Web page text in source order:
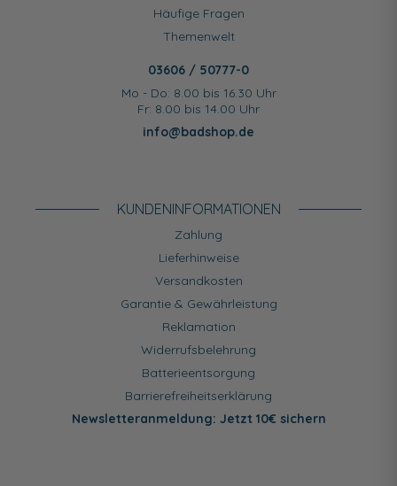
Häufige Fragen
Themenwelt
03606 / 50777-0
Mo - Do: 8.00 bis 16.30 Uhr
Fr: 8.00 bis 14.00 Uhr
info@badshop.de
KUNDEN­INFORMATIONEN
Zahlung
Lieferhinweise
Versandkosten
Garantie & Gewährleistung
Reklamation
Widerrufsbelehrung
Batterieentsorgung
Barrierefreiheitserklärung
Newsletteranmeldung: Jetzt 10€ sichern